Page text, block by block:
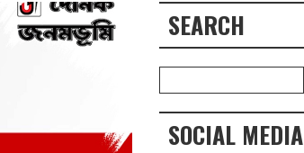
SEARCH
SOCIAL MEDIA